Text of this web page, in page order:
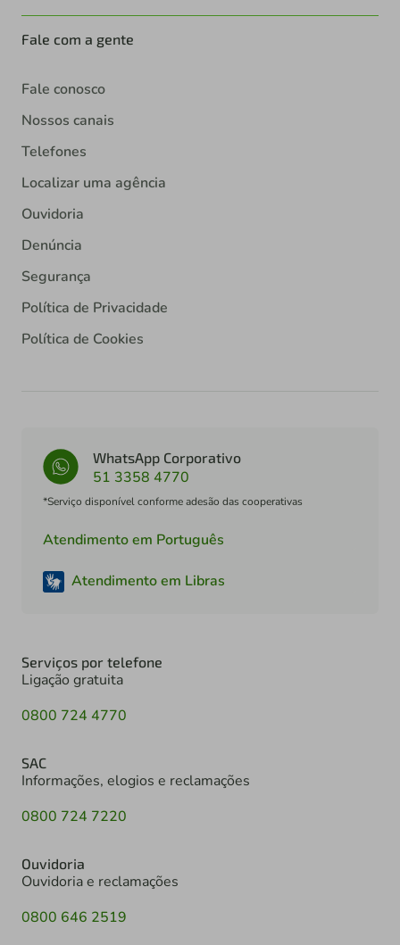
Fale com a gente
Fale conosco
Nossos canais
Telefones
Localizar uma agência
Ouvidoria
Denúncia
Segurança
Política de Privacidade
Política de Cookies
WhatsApp Corporativo
51 3358 4770
*Serviço disponível conforme adesão das cooperativas
Atendimento em Português
Atendimento em Libras
Serviços por telefone
Ligação gratuita
0800 724 4770
SAC
Informações, elogios e reclamações
0800 724 7220
Ouvidoria
Ouvidoria e reclamações
0800 646 2519